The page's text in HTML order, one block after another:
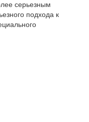
серьезным
подхода к